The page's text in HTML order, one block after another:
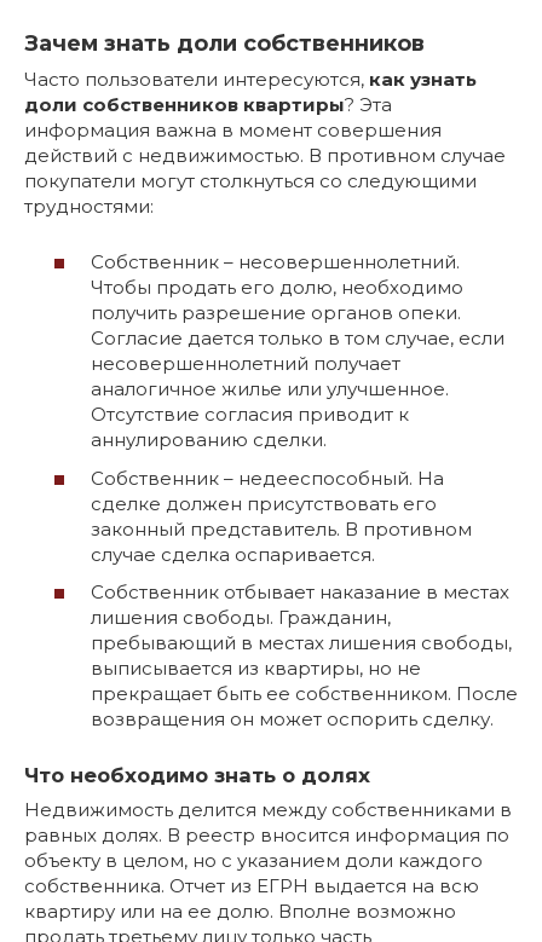
Зачем знать доли собственников
Часто пользователи интересуются, как узнать
доли собственников квартиры? Эта
информация важна в момент совершения
действий с недвижимостью. В противном случае
покупатели могут столкнуться со следующими
трудностями:
Собственник – несовершеннолетний.
Чтобы продать его долю, необходимо
получить разрешение органов опеки.
Согласие дается только в том случае, если
несовершеннолетний получает
аналогичное жилье или улучшенное.
Отсутствие согласия приводит к
аннулированию сделки.
Собственник – недееспособный. На
сделке должен присутствовать его
законный представитель. В противном
случае сделка оспаривается.
Собственник отбывает наказание в местах
лишения свободы. Гражданин,
пребывающий в местах лишения свободы,
выписывается из квартиры, но не
прекращает быть ее собственником. После
возвращения он может оспорить сделку.
Что необходимо знать о долях
Недвижимость делится между собственниками в
равных долях. В реестр вносится информация по
объекту в целом, но с указанием доли каждого
собственника. Отчет из ЕГРН выдается на всю
квартиру или на ее долю. Вполне возможно
продать третьему лицу только часть